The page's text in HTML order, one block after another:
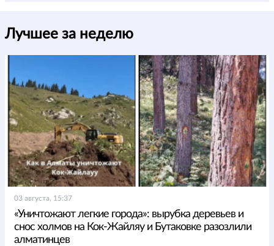
Лучшее за неделю
03 августа, 15:37
«Уничтожают легкие города»: вырубка деревьев и
снос холмов на Кок-Жайляу и Бутаковке разозлили
алматинцев